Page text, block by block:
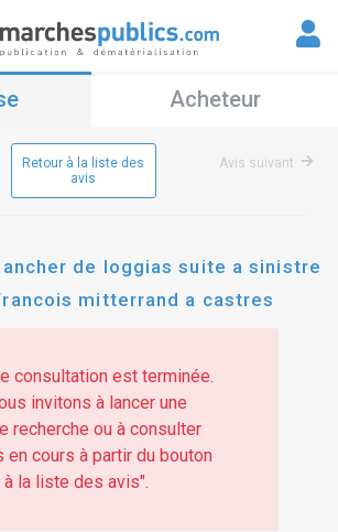
Acheteur
Retour à la liste des
avis
Avis suivant
de loggias suite a sinistre
mitterrand a castres
consultation est terminée.
invitons à lancer une
recherche ou à consulter
en cours à partir du bouton
à la liste des avis".